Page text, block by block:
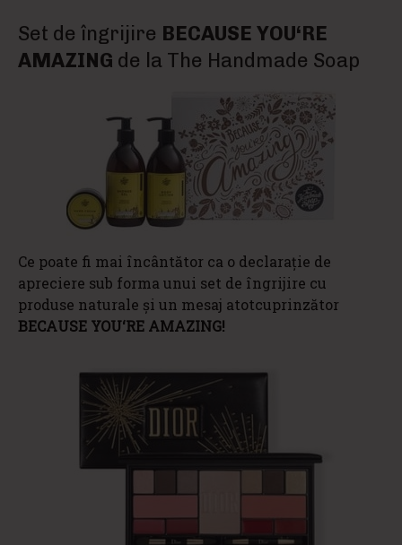
Set de îngrijire BECAUSE YOU‘RE
AMAZING de la The Handmade Soap
Ce poate fi mai încântător ca o declarație de
apreciere sub forma unui set de îngrijire cu
produse naturale și un mesaj atotcuprinzător
BECAUSE YOU‘RE AMAZING!